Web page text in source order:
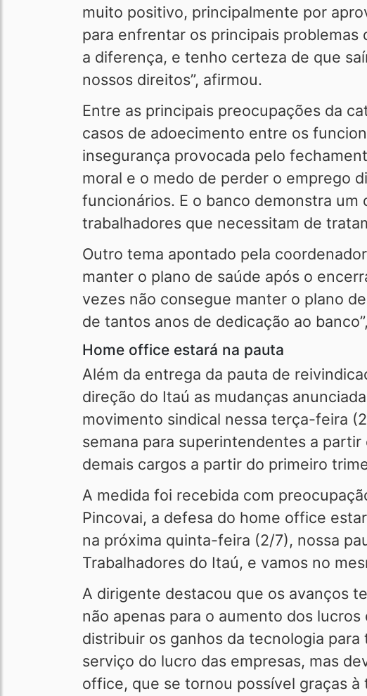
muito positivo, principalmente por
para enfrentar os principais
a diferença, e tenho certeza de que
nossos direitos”, afirmou.
Entre as principais preocupações da
casos de adoecimento entre os
insegurança provocada pelo
moral e o medo de perder o emprego
funcionários. E o banco demonstra
trabalhadores que necessitam de
Outro tema apontado pela
manter o plano de saúde após o
vezes não consegue manter o plano
de tantos anos de dedicação ao
Home office estará na pauta
Além da entrega da pauta de
direção do Itaú as mudanças
movimento sindical nessa terça-feira
semana para superintendentes a
demais cargos a partir do primeiro
A medida foi recebida com
Pincovai, a defesa do home office
na próxima quinta-feira (2/7), nossa
Trabalhadores do Itaú, e vamos no
A dirigente destacou que os avanços
não apenas para o aumento dos
distribuir os ganhos da tecnologia
serviço do lucro das empresas, mas
office, que se tornou possível graças